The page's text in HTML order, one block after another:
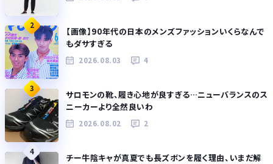
2
【画像】90年代の日本のメンズファッションいくらなんで
もダサすぎる
2026.08.03 4
3
サロモンの靴、履き心地が良すぎる…ニューバランスのス
ニーカーより全然良いわ
2026.08.02 2
4
チー牛陰キャが真夏でも長ズボンを履く理由、いまだ解